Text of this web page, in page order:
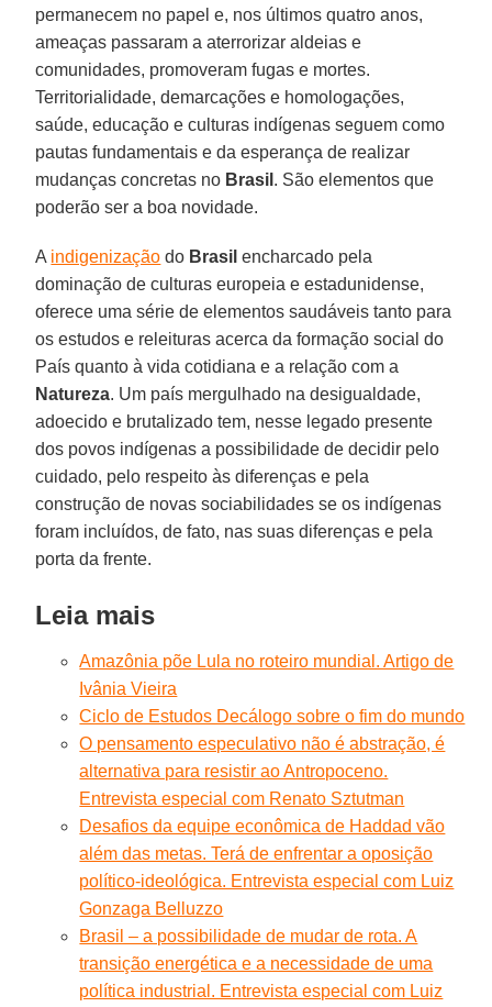
permanecem no papel e, nos últimos quatro anos,
ameaças passaram a aterrorizar aldeias e
comunidades, promoveram fugas e mortes.
Territorialidade, demarcações e homologações,
saúde, educação e culturas indígenas seguem como
pautas fundamentais e da esperança de realizar
mudanças concretas no Brasil . São elementos que
poderão ser a boa novidade.
A indigenização do Brasil encharcado pela
dominação de culturas europeia e estadunidense,
oferece uma série de elementos saudáveis tanto para
os estudos e releituras acerca da formação social do
País quanto à vida cotidiana e a relação com a
Natureza. Um país mergulhado na desigualdade,
adoecido e brutalizado tem, nesse legado presente
dos povos indígenas a possibilidade de decidir pelo
cuidado, pelo respeito às diferenças e pela
construção de novas sociabilidades se os indígenas
foram incluídos, de fato, nas suas diferenças e pela
porta da frente.
Leia mais
Amazônia põe Lula no roteiro mundial. Artigo de
Ivânia Vieira
Ciclo de Estudos Decálogo sobre o fim do mundo
O pensamento especulativo não é abstração, é
alternativa para resistir ao Antropoceno.
Entrevista especial com Renato Sztutman
Desafios da equipe econômica de Haddad vão
além das metas. Terá de enfrentar a oposição
político-ideológica. Entrevista especial com Luiz
Gonzaga Belluzzo
Brasil – a possibilidade de mudar de rota. A
transição energética e a necessidade de uma
política industrial. Entrevista especial com Luiz